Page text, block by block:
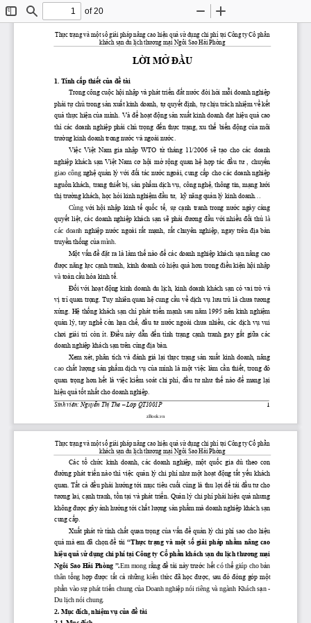
ToggleFind
of 20
Zoom
Thực trạng và một số giải pháp nâng cao hiệu quả sử dụng chi phí tại Công ty Cổ phần
khách sạn du lịch thương mại Ngôi Sao Hải Phòng
Sinh viên: Nguyễn Thị The –Lớp QT1001P 1
LỜI MỞ ĐẦU
1. Tính cấp thiết của đề tài
Trong công cuộc hội nhập và phát triển đất nước đòi hỏi mỗi doanh nghiệp
phải tự chủ trong sản xuất kinh doanh, tự quyết định, tự chịu trách nhiệm về kết
quả thực hiện của mình. Và để hoạt động sản xuất kinh doanh đạt hiệu quả cao
thì các doanh nghiệp phải chú trọng đến thực trạng, xu thế biến động của môi
trường kinh doanh trong nước và ngoài nước.
Việc  Việt  Nam  gia nhập  WTO từ  tháng  11/2006 sẽ tạo  cho  các doanh
nghiệp khách sạn Việt Nam cơ hội mở rộng quan hệ hợp tác đầu tư ,
chuyển
giao công nghệ quản lý với đối tác nước ngoài, cung cấp cho các doanh nghiệp
nguồn khách, trang thiết bị, sản phẩm dịch vụ, công nghệ, thông tin, mạng lưới
thị trường khách, học hỏi kinh nghiệm đầu tư,
kỹ năng quản lý kinh doanh...
Cùng  với hội nhập kinh tế quốc tế, sự cạnh tranh trong nước ngày càng
quyết liệt, các doanh nghiệp khách sạn sẽ phải đương đầu với nhiều đối thủ là
các  doanh nghiệp nước ngoài rất mạnh, rất chuyên nghiệp, ngay trên địa bàn
truyền thống của mình.
Một vấn đề đặt ra là làm thế nào để các doanh nghiệp khách sạn nâng cao
được năng lực cạnh tranh, kinh doanh có hiệu quả hơn trong điều kiện hội nhập
và toàn cầu hóa kinh tế.
Đối với hoạt động kinh doanh du lịch, kinh doanh khách sạn có vai trò và
vị trí quan trọng. Tuy nhiên quan hệ cung cầu về dịch vụ lưu trú là chưa tương
xứng. Hệ thống khách sạn chỉ phát triển mạnh sau năm 1995 nên kinh nghiệm
quản lý, tay nghề còn hạn chế, đầu tư nước ngoài chưa nhiều, các dịch vụ vui
chơi giải trí còn ít. Điều này dẫn đến tình trạng cạnh tranh gay gắt giữa các
doanh nghiệp khách sạn trên cùng địa bàn.
Xem xét, phân tích và đánh giá lại thực trạng sản xuất kinh doanh, nâng
cao chất lượng sản phẩm dịch vụ của mình là một việc làm cần thiết, trong đó
quan trọng hơn hết là việc kiểm soát chi phí, đầu tư như thế nào để mang lại
hiệu quả tốt nhất cho doanh nghiệp.
zBook.vn
Thực trạng và một số giải pháp nâng cao hiệu quả sử dụng chi phí tại Công ty Cổ phần
khách sạn du lịch thương mại Ngôi Sao Hải Phòng
Các  tổ  chức  kinh  doanh,  các  doanh  nghiệp,  một  quốc  gia  dù  theo  con
đường phát triển nào thì việc quản lý chi phí như một hoạt động tất yếu khách
quan. Tất cả đều phải hướng tới mục tiêu cuối cùng là thu lợi để tái đầu tư cho
tương lai, cạnh tranh, tồn tại và phát triển. Quản lý chi phí phải hiệu quả nhưng
không được gây ảnh hưởng tới chất lượng sản phẩm mà doanh nghiệp khách sạn
cung cấp.
Xuất phát từ tính chất quan trọng của vấn đề quản lý chi phí sao cho hiệu
quả mà em đã chọn đề tài “Thực trạng và một số giải pháp nhằm nâng cao
hiệu quả sử dụng chi phí tại Công ty Cổ phần khách sạn du lịch thƣơng mại
Ngôi Sao Hải Phòng ”.Em mong rằng đề tài này trước hết có thểgiúp cho bản
thân tổng hợp được  tất  cả những  kiến  thức đã học được, sau đó đóng góp một
phần vào sựphát triển chung của Doanh nghiệp nói riêng và ngành Khách sạn -
Du lịch nói chung.
2. Mục đích, nhiệm vụ của đề tài